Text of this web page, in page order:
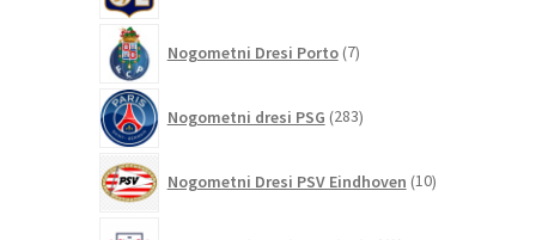
Nogometni Dresi Porto 7izdelkov
Nogometni dresi PSG 283izdelkov
Nogometni Dresi PSV Eindhoven 10izdelkov